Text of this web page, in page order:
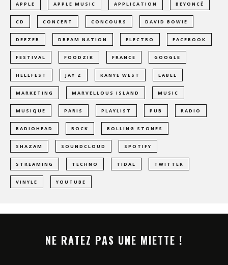
APPLE APPLE MUSIC APPLICATION BEYONCÉ
CD CONCERT CONCOURS DAVID BOWIE
DEEZER DREAM NATION ELECTRO FACEBOOK
FESTIVAL FOODZIK FRANCE GOOGLE
HELLFEST JAY Z KANYE WEST LABEL
MARKETING MARVELLOUS ISLAND MUSIC
MUSIQUE PARIS PLAYLIST PUB RADIO
RADIOHEAD ROCK ROLLING STONES
SHAZAM SOUNDCLOUD SPOTIFY
STREAMING TECHNO TIDAL TWITTER
VINYLE YOUTUBE
NE RATEZ PAS UNE MIETTE !